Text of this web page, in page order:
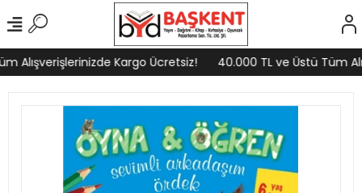
Alışverişlerinizde Kargo Ücretsiz! 40.000 TL ve Üstü Tüm